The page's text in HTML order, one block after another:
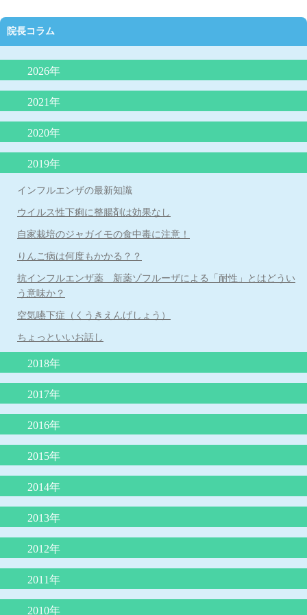
院長コラム
2026年
抗生剤の正しい使い方（どんな時に必要か）
2021年
夜泣きにLGG乳酸菌（ヨーグルト）が効果的？
外来で３０分で分かるアレルギー検査は本当に信頼できるのか？
院長コラム 「魚アレルギー」
院長コラム アレルギー学会が言っている（積極的に負荷免疫療
法をする）ことは本当か？
院長コラム「魚をたべて蕁麻疹が出たら、魚アレルギーか？』
子宮頸がんワクチンを受けましょう！
2020年
院長コラム「アトピー性皮膚炎の最新知識：プロアクティブ療
法」
院長コラム 「子どもの便秘について」
子どもの微熱とは 院長コラム
院長コラム 本年度の学校・幼稚園のプール実施の条件について
院長コラム 令和２年５月号 「赤ちゃんは縦抱っこより、抱きし
められたい！」
乳児健診を受けられない保護者の方に伝えたいこと
花粉症の注射（ゾレア）治療について
子どもの睡眠
2019年
インフルエンザの最新知識
ウイルス性下痢に整腸剤は効果なし
自家栽培のジャガイモの食中毒に注意！
りんご病は何度もかかる？？
抗インフルエンザ薬 新薬ゾフルーザによる「耐性」とはどうい
う意味か？
空気嚥下症（くうきえんげしょう）
ちょっといいお話し
2018年
苺状血管腫の治療がレーザー治療から内服（プロプラノロール）
治療へ
嘔吐下痢症に、吐き気止めや整腸剤は必要？？
「抗生剤は検査なしで出してはならない」という声明文（日本小
児科医会）
おちんちんの「むきむき体操」に物申す
手足口病について
今、お子さんが飲んでいる薬、本当に必要ですか？
新しいインフルエンザ治療薬「ゾフルーザ」について
2017年
子どもの肥満と肥満症
シナジス接種します
溶連菌感染症後の尿検査について
「３歳の自我の芽生え」
耳掃除はしてはいけません！
ヒトメタニウモウイルスとは何者だ？
アレルギー検査では見つからないミルクアレルギー
子どもの才能を伸ばせない親の特徴
2016年
赤ちゃんの仙尾部の皮膚のくぼみ
L8020乳酸菌による虫歯予防
揺さぶられ症候群
４歳まで授乳を
子どもとスマホ
鉄欠乏性貧血
不思議の国のアリス症候群
2015年
小１プロブレムとは
かぜの薬ー院長のひとりごと
子どもの謎の“あるある”行動
子どもを傷つける言葉、行為とは？
熱中症のメカニズムと症状に対する救急処置
2014年
３歳までの子育てに大切なこと
子どものわがままやめさせる魔法のフレーズ
最新、人気の絵本の紹介（３冊）
子どもに使ってはいけないNGワード
包茎の赤ちゃんの対処
2013年
夜尿症に対する最新治療について
運動会の競争で勝つ方法
コミュニケーションがとれない子どもたち
４歳の頃に本をたくさん読むと頭が良くなる？
2012年
予防接種の同時接種とその効果について
将来、６種混合ワクチンになる日が来る？
2011年
ロタウイルス胃腸炎予防ワクチン
2010年